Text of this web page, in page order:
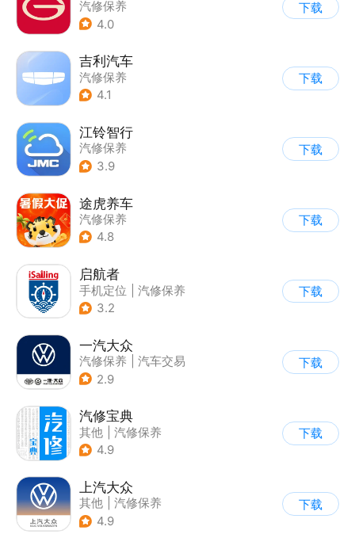
汽修保养
4.0
下载
吉利汽车
汽修保养
4.1
下载
江铃智行
汽修保养
3.9
下载
途虎养车
汽修保养
4.8
下载
启航者
手机定位
汽修保养
3.2
下载
一汽大众
汽修保养
汽车交易
2.9
下载
汽修宝典
其他
汽修保养
4.9
下载
上汽大众
其他
汽修保养
4.9
下载